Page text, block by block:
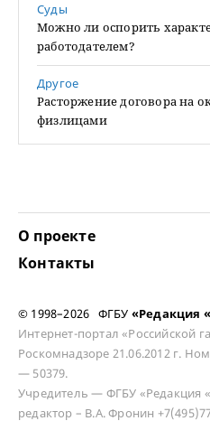
Суды
Можно ли оспорить
работодателем?
Другое
Расторжение договора на
физлицами
О проекте
Контакты
© 1998–2026 ФГБУ «Редакция
Интернет-портал «Российской
Роскомнадзоре 21.06.2012 г.
— 50379.
Учредитель — ФГБУ «Редакция
редактор – В.А. Фронин